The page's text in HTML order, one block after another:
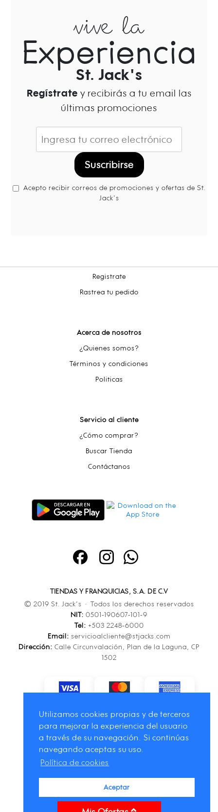
Utilizamos cookies propias y de terceros
para mejorar la experiencia del usuario
a través de su navegación. Si continúas
navegando aceptas su uso.
Política de cookies
Aceptar
vive la
Experiencia
St. Jack's
Regístrate y recibirás a tu email las
últimas promociones
Suscribirse
Acepto recibir correos de promociones y ofertas de St.
Jack's
Registrate
Rastrea tu pedido
Acerca de nosotros
¿Quienes somos?
Términos y condiciones
Politicas
Servicio al cliente
¿Cómo comprar?
Buscar Tienda
Contáctanos
TIENDAS Y FRANQUICIAS, S.A. DE C.V
© 2019 St. Jack’s · Todos los derechos reservados
NIT: 0501-190607-101-9
Tel: +503 2248-6000
Email: servicioalcliente@stjacks.com
Dirección: Calle Circunvalación, Plan de la Laguna, CP
1502